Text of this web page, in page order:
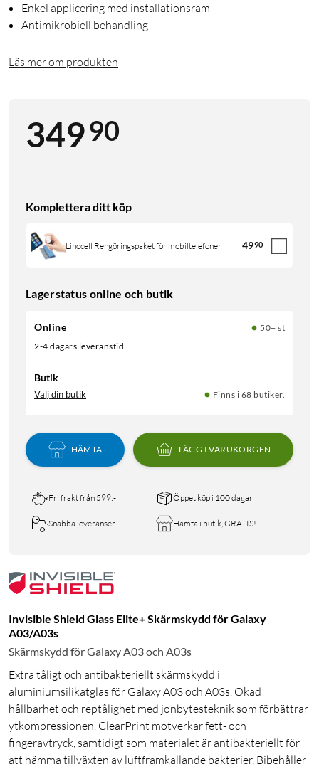
Enkel applicering med installationsram
Antimikrobiell behandling
Läs mer om produkten
34990
Komplettera ditt köp
Linocell Rengöringspaket för mobiltelefoner 4990
Lagerstatus online och butik
Online
50+ st
2-4 dagars leveranstid
Butik
Välj din butik Finns i 68 butiker.
HÄMTA LÄGG I VARUKORGEN
Fri frakt från 599:- Öppet köp i 100 dagar
Snabba leveranser Hämta i butik, GRATIS!
Invisible Shield Glass Elite+ Skärmskydd för Galaxy
A03/A03s
Skärmskydd för Galaxy A03 och A03s
Extra tåligt och antibakteriellt skärmskydd i
aluminiumsilikatglas för Galaxy A03 och A03s. Ökad
hållbarhet och reptålighet med jonbytesteknik som förbättrar
ytkompressionen. ClearPrint motverkar fett- och
fingeravtryck, samtidigt som materialet är antibakteriellt för
att hämma tillväxten av luftframkallande bakterier, Bibehåller